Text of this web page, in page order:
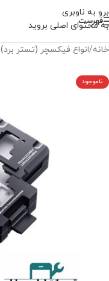
برو به ناوبری
به محتوای اصلی بروید
فهرست
خانه/انواع فیکسچر (تستر برد)
ناموجود